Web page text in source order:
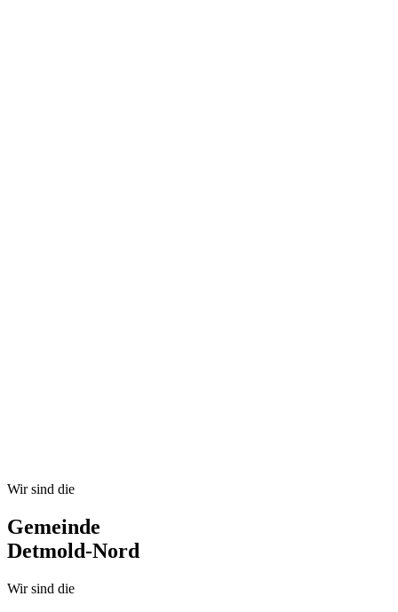
Wir sind die
Gemeinde
Detmold-Nord
Wir sind die